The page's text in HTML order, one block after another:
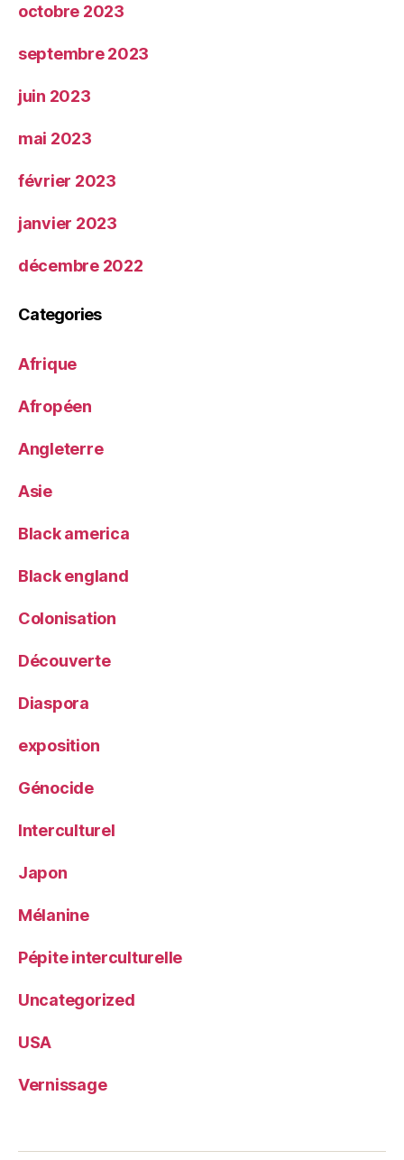
octobre 2023
septembre 2023
juin 2023
mai 2023
février 2023
janvier 2023
décembre 2022
Categories
Afrique
Afropéen
Angleterre
Asie
Black america
Black england
Colonisation
Découverte
Diaspora
exposition
Génocide
Interculturel
Japon
Mélanine
Pépite interculturelle
Uncategorized
USA
Vernissage